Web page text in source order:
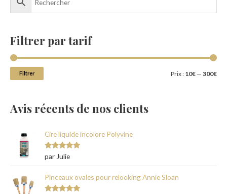
Filtrer par tarif
Filtrer Prix : 10€ — 300€
Avis récents de nos clients
Cire liquide incolore Polyvine
Note 5sur
5
par Julie
Pinceaux ovales pour relooking Annie Sloan